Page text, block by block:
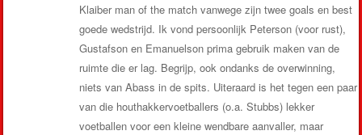
Klaiber man of the match vanwege zijn twee goals en best
goede wedstrijd. Ik vond persoonlijk Peterson (voor rust),
Gustafson en Emanuelson prima gebruik maken van de
ruimte die er lag. Begrijp, ook ondanks de overwinning,
niets van Abass in de spits. Uiteraard is het tegen een paar
van die houthakkervoetballers (o.a. Stubbs) lekker
voetballen voor een kleine wendbare aanvaller, maar